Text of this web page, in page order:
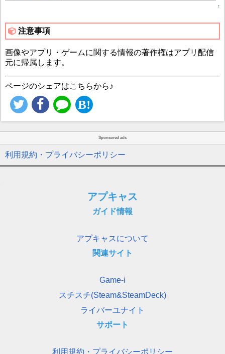
↑
注意事項
画像やアプリ・ゲームに関する情報の著作権はアプリ配信
元に帰属します。
ページのシェアはこちらから♪
Sponsored ads
利用規約・プライバシーポリシー
アプキャス
ガイド情報
アプキャスについて
関連サイト
Game-i
スチスチ(Steam&SteamDeck)
ライバーユナイト
サポート
利用規約・プライバシーポリシー